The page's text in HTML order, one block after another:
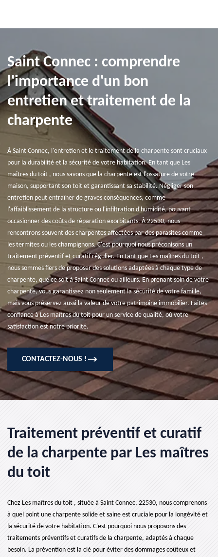
Saint Connec : comprendre
l'importance d'un bon
entretien et traitement de la
charpente
À Saint Connec, l'entretien et le traitement de la charpente sont cruciaux
pour la durabilité et la sécurité de votre habitation. En tant que Les
maîtres du toit , nous savons que la charpente est l'ossature de votre
maison, supportant son toit et garantissant sa stabilité. Négliger son
entretien peut entraîner de graves conséquences, comme
l'affaiblissement de la structure ou l'infiltration d'humidité, pouvant
occasionner des coûts de réparation exorbitants. À 22530, nous
rencontrons souvent des charpentes affectées par des parasites comme
les termites ou les champignons. C'est pourquoi nous préconisons un
traitement préventif et curatif régulier. En tant que Les maîtres du toit ,
nous sommes fiers de proposer des solutions adaptées à chaque type de
charpente, que ce soit à Saint Connec ou ailleurs. En prenant soin de votre
charpente, vous garantissez non seulement la sécurité de votre famille,
mais vous préservez aussi la valeur de votre patrimoine immobilier. Faites
confiance à Les maîtres du toit pour un service de qualité, où votre
satisfaction est notre priorité.
CONTACTEZ-NOUS !
Traitement préventif et curatif
de la charpente par Les maîtres
du toit
Chez Les maîtres du toit , située à Saint Connec, 22530, nous comprenons
à quel point une charpente solide et saine est cruciale pour la longévité et
la sécurité de votre habitation. C'est pourquoi nous proposons des
traitements préventifs et curatifs de la charpente, adaptés à chaque
besoin. La prévention est la clé pour éviter des dommages coûteux et